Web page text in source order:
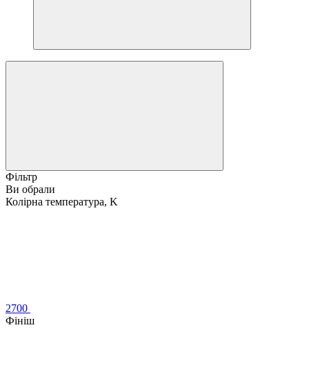
Фільтр
Ви обрали
Колірна температура, K
2700
Фініш